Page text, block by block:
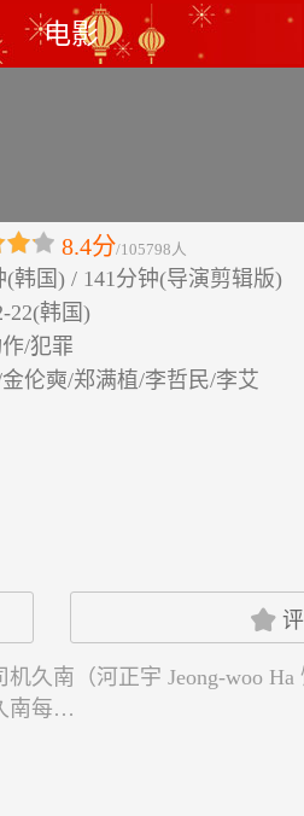
电影
8.4分/105798人
(韩国) / 141分钟(导演剪辑版)
22(韩国)
/犯罪
伦奭/郑满植/李哲民/李艾

久南（河正宇 Jeong-woo
南每…